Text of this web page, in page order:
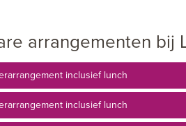
arrangementen bij
inclusief lunch
inclusief lunch